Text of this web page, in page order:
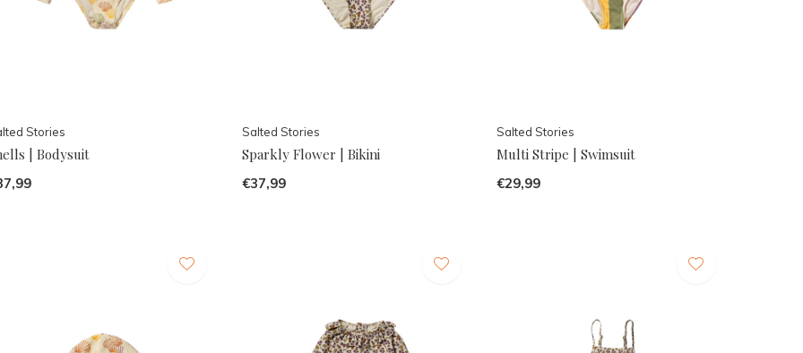
Stories
| Bodysuit
Salted Stories
Sparkly Flower | Bikini
€37,99
Salted Stories
Multi Stripe | Swimsuit
€29,99